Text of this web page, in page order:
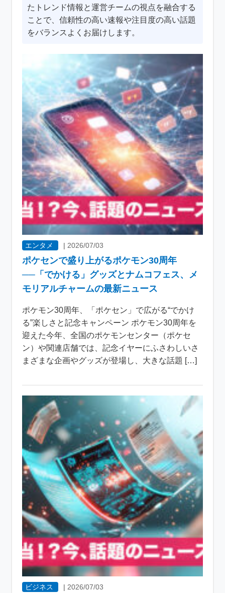
たトレンド情報と運営チームの視点を融合する
ことで、信頼性の高い速報や注目度の高い話題
をバランスよくお届けします。
エンタメ | 2026/07/03
ポケセンで盛り上がるポケモン30周年
──「でかける」グッズとナムコフェス、メ
モリアルチャームの最新ニュース
ポケモン30周年、「ポケセン」で広がる“でかけ
る”楽しさと記念キャンペーン ポケモン30周年を
迎えた今年、全国のポケモンセンター（ポケセ
ン）や関連店舗では、記念イヤーにふさわしいさ
まざまな企画やグッズが登場し、大きな話題 […]
ビジネス |2026/07/03